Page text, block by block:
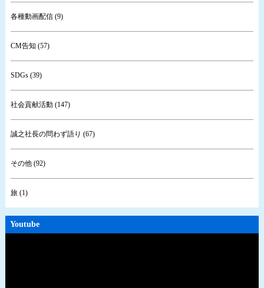
各種動画配信 (9)
CM告知 (57)
SDGs (39)
社会貢献活動 (147)
誠之社長の問わず語り (67)
その他 (92)
旅 (1)
Youtube